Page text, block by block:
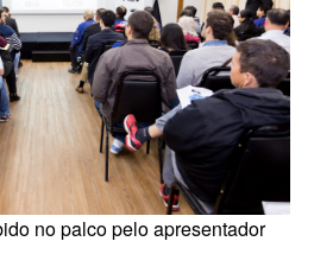
no palco pelo apresentador